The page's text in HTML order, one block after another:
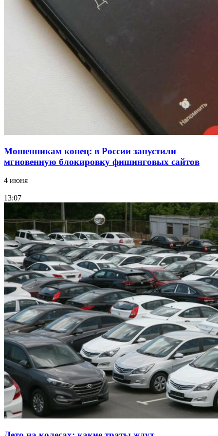
Сладкий праздник в Волгограде: в Центральном
парке прошёл фестиваль „Арбузный переполох“
Волгоградские компании нарастили экспорт:
заключены контракты на 3,6 млн долларов
Мошенникам конец: в России запустили
мгновенную блокировку фишинговых сайтов
4 июня
13:07